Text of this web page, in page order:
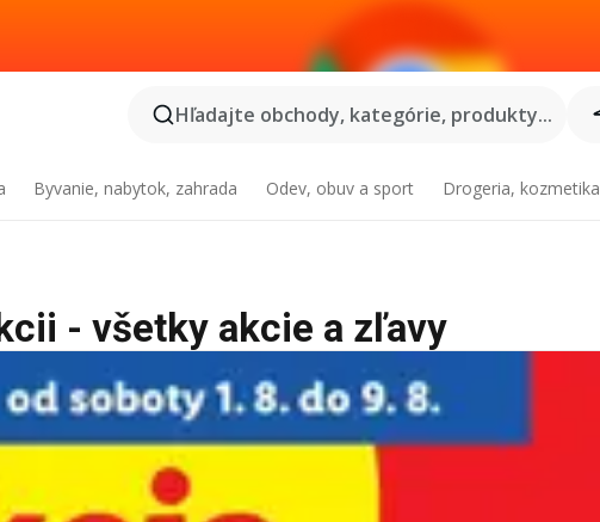
Hľadajte obchody, kategórie, produkty...
Byvanie, nabytok, zahrada Odev, obuv a sport Drogeria, kozmetika
- všetky akcie a zľavy